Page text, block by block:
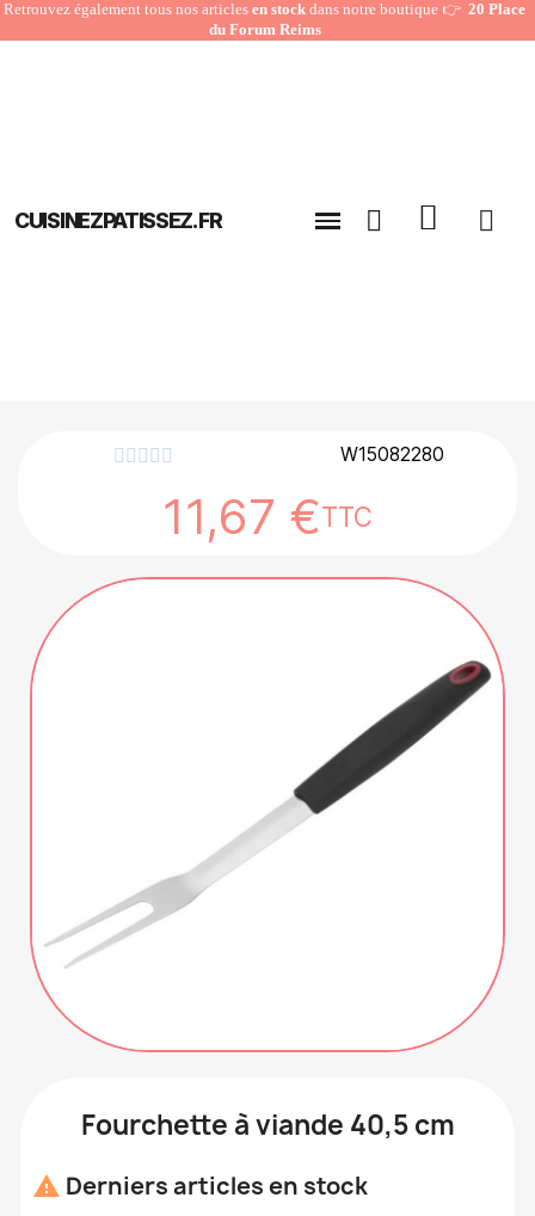
Retrouvez également tous nos articles en stock dans notre boutique 👉20 Place
du Forum Reims
CUISINEZPATISSEZ.FR
     W15082280
11,67 €TTC
Fourchette à viande 40,5 cm
 Derniers articles en stock